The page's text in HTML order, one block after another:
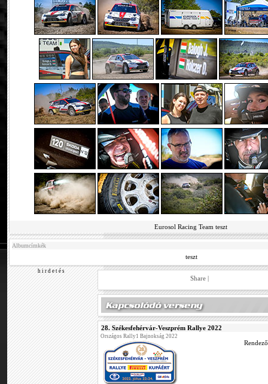
Eurosol Racing Team teszt
Albumcímkék
teszt
h i r d e t é s
Share |
28. Székesfehérvár-Veszprém Rallye 2022
Országos Rally1 Bajnokság 2022